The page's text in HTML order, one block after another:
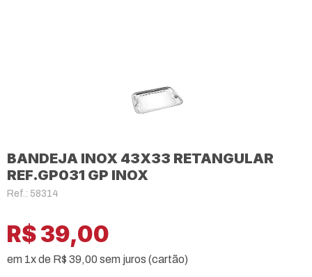
BANDEJA INOX 43X33 RETANGULAR
REF.GP031 GP INOX
Ref.: 58314
R$ 39,00
em 1x de R$ 39,00 sem juros (cartão)